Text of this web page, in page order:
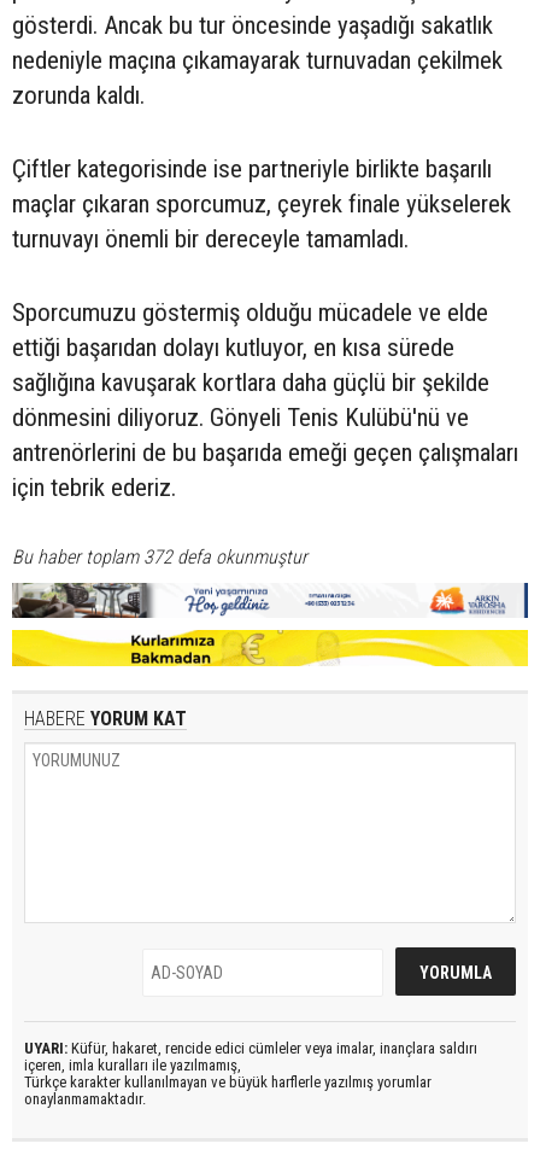
gösterdi. Ancak bu tur öncesinde yaşadığı sakatlık
nedeniyle maçına çıkamayarak turnuvadan çekilmek
zorunda kaldı.
Çiftler kategorisinde ise partneriyle birlikte başarılı
maçlar çıkaran sporcumuz, çeyrek finale yükselerek
turnuvayı önemli bir dereceyle tamamladı.
Sporcumuzu göstermiş olduğu mücadele ve elde
ettiği başarıdan dolayı kutluyor, en kısa sürede
sağlığına kavuşarak kortlara daha güçlü bir şekilde
dönmesini diliyoruz. Gönyeli Tenis Kulübü'nü ve
antrenörlerini de bu başarıda emeği geçen çalışmaları
için tebrik ederiz.
Bu haber toplam 372 defa okunmuştur
HABERE YORUM KAT
UYARI: Küfür, hakaret, rencide edici cümleler veya imalar, inançlara saldırı
içeren, imla kuralları ile yazılmamış,
Türkçe karakter kullanılmayan ve büyük harflerle yazılmış yorumlar
onaylanmamaktadır.